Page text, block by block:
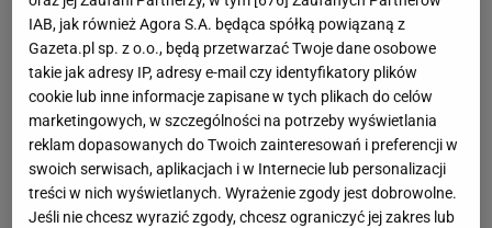
IAB, jak również Agora S.A. będąca spółką powiązaną z
Gazeta.pl sp. z o.o., będą przetwarzać Twoje dane osobowe
takie jak adresy IP, adresy e-mail czy identyfikatory plików
cookie lub inne informacje zapisane w tych plikach do celów
marketingowych, w szczególności na potrzeby wyświetlania
reklam dopasowanych do Twoich zainteresowań i preferencji w
swoich serwisach, aplikacjach i w Internecie lub personalizacji
treści w nich wyświetlanych. Wyrażenie zgody jest dobrowolne.
Jeśli nie chcesz wyrazić zgody, chcesz ograniczyć jej zakres lub